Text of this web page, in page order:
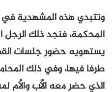
وتتبدي هذه المشهدية
المحكمة، فنجد ذلك
يستهويه حضور جلسات
طرفا فيها، وفي ذلك
الذي حضر معه الأب والأم